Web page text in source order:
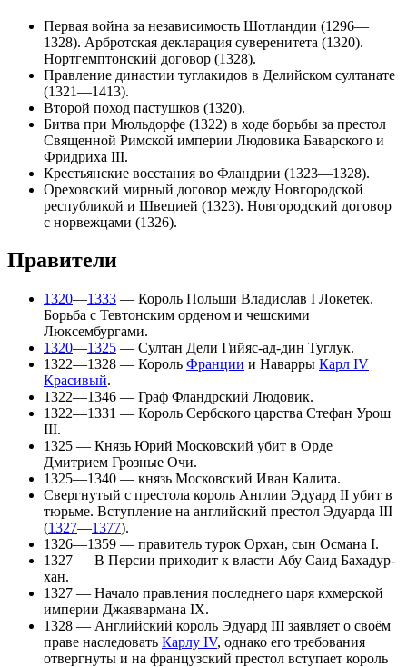
Первая война за независимость Шотландии (1296—
1328). Арбротская декларация суверенитета (1320).
Нортгемптонский договор (1328).
Правление династии туглакидов в Делийском султанате
(1321—1413).
Второй поход пастушков (1320).
Битва при Мюльдорфе (1322) в ходе борьбы за престол
Священной Римской империи Людовика Баварского и
Фридриха III.
Крестьянские восстания во Фландрии (1323—1328).
Ореховский мирный договор между Новгородской
республикой и Швецией (1323). Новгородский договор
с норвежцами (1326).
Правители
1320—1333 — Король Польши Владислав I Локетек.
Борьба с Тевтонским орденом и чешскими
Люксембургами.
1320—1325 — Султан Дели Гийяс-ад-дин Туглук.
1322—1328 — Король Франции и Наварры Карл IV
Красивый.
1322—1346 — Граф Фландрский Людовик.
1322—1331 — Король Сербского царства Стефан Урош
III.
1325 — Князь Юрий Московский убит в Орде
Дмитрием Грозные Очи.
1325—1340 — князь Московский Иван Калита.
Свергнутый с престола король Англии Эдуард II убит в
тюрьме. Вступление на английский престол Эдуарда III
(1327—1377).
1326—1359 — правитель турок Орхан, сын Османа I.
1327 — В Персии приходит к власти Абу Саид Бахадур-
хан.
1327 — Начало правления последнего царя кхмерской
империи Джаявармана IX.
1328 — Английский король Эдуард III заявляет о своём
праве наследовать Карлу IV, однако его требования
отвергнуты и на французский престол вступает король